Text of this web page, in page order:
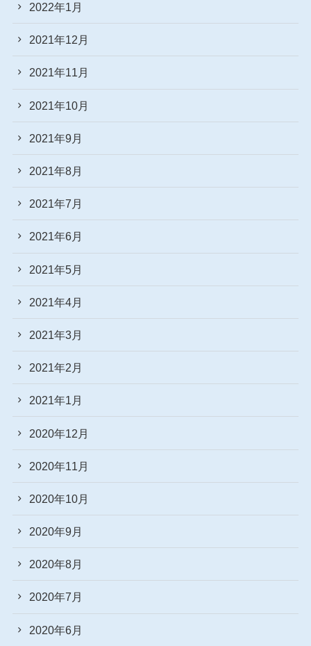
2022年1月
2021年12月
2021年11月
2021年10月
2021年9月
2021年8月
2021年7月
2021年6月
2021年5月
2021年4月
2021年3月
2021年2月
2021年1月
2020年12月
2020年11月
2020年10月
2020年9月
2020年8月
2020年7月
2020年6月